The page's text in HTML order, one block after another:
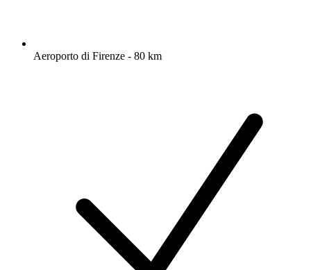
Aeroporto di Firenze - 80 km